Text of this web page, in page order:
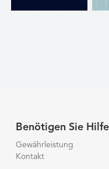
Benötigen Sie
Gewährleistung
Kontakt